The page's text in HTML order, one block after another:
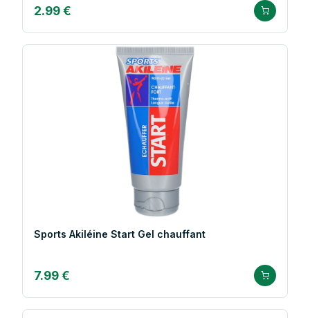
2.99 €
Sports Akiléine Start Gel chauffant
7.99 €